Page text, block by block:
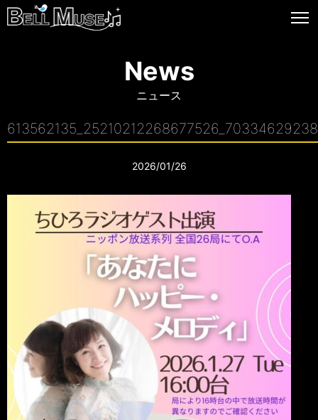
News
ニュース
2026/01/26